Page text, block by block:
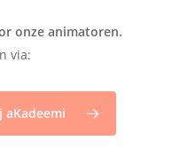
onze animatoren.
via: